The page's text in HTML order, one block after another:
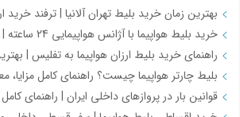
بهترین زمان خرید بلیط تهران آلانیا | ترفند خرید
خرید بلیط هواپیما با آژانس هواپیمایی 24 ساعته | اسپاد چارتر